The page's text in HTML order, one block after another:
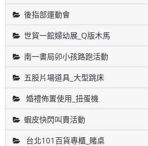
後指部運動會
世貿一館婦幼展_Q版木馬
南一書局卯小孩路跑活動
五股片場道具_大型跳床
婚禮佈置使用_扭蛋機
蝦皮快閃叫賣活動
台北101百貨專櫃_賭桌